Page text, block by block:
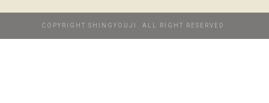
COPYRIGHT SHINGYOUJI. ALL RIGHT RESERVED.